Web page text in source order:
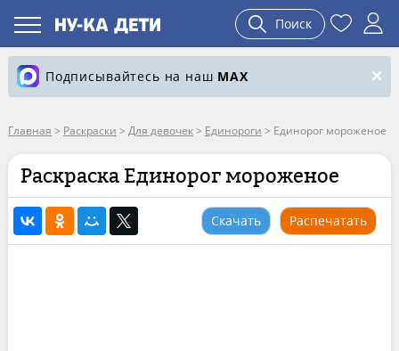
Поиск
Подписывайтесь на наш MAX
Главная > Раскраски > Для девочек> Единороги > Единорог мороженое
Раскраска Единорог мороженое
Скачать Распечатать